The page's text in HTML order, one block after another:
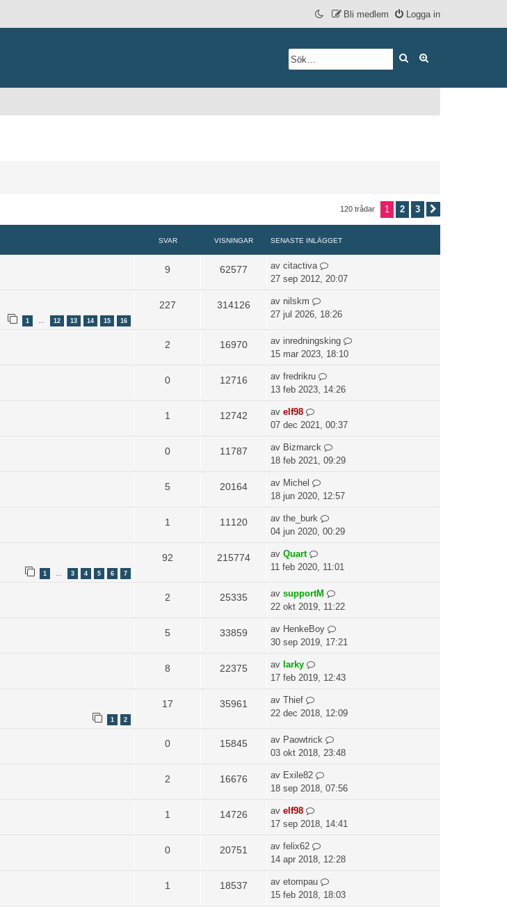
Logga in
Bli medlem
Sök
120 trådar 1 2 3
SVAR VISNINGAR SENASTE INLÄGGET
9 62577 av citactiva
27 sep 2012, 20:07
1 … 12 13 14 15 16
227 314126 av nilskm
27 jul 2026, 18:26
2 16970 av inredningsking
15 mar 2023, 18:10
0 12716 av fredrikru
13 feb 2023, 14:26
1 12742 av elf98
07 dec 2021, 00:37
0 11787 av Bizmarck
18 feb 2021, 09:29
5 20164 av Michel
18 jun 2020, 12:57
1 11120 av the_burk
04 jun 2020, 00:29
1 … 3 4 5 6 7
92 215774 av Quart
11 feb 2020, 11:01
2 25335 av supportM
22 okt 2019, 11:22
5 33859 av HenkeBoy
30 sep 2019, 17:21
8 22375 av larky
17 feb 2019, 12:43
1 2
17 35961 av Thief
22 dec 2018, 12:09
0 15845 av Paowtrick
03 okt 2018, 23:48
2 16676 av Exile82
18 sep 2018, 07:56
1 14726 av elf98
17 sep 2018, 14:41
0 20751 av felix62
14 apr 2018, 12:28
1 18537 av etompau
15 feb 2018, 18:03